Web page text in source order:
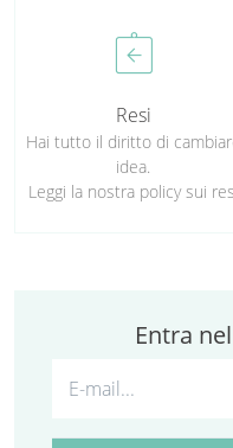
assignment_return
Resi
Hai tutto il diritto di
idea.
Leggi la nostra policy sui
Entra